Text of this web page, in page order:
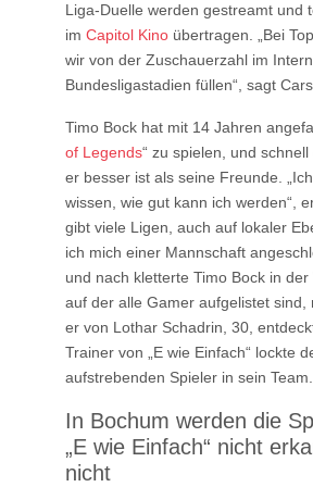
Liga-Duelle werden gestreamt und
im Capitol Kino übertragen. „Bei
wir von der Zuschauerzahl im
Bundesligastadien füllen“, sagt
Timo Bock hat mit 14 Jahren
of Legends“ zu spielen, und
er besser ist als seine Freunde.
wissen, wie gut kann ich werden“,
gibt viele Ligen, auch auf lokaler
ich mich einer Mannschaft
und nach kletterte Timo Bock in der
auf der alle Gamer aufgelistet sind,
er von Lothar Schadrin, 30,
Trainer von „E wie Einfach“ lockte
aufstrebenden Spieler in sein Team.
In Bochum werden die
„E wie Einfach“ nicht
nicht